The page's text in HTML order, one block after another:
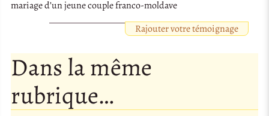
mariage d’un jeune couple franco-moldave
Rajouter votre témoignage
Dans la même
rubrique…